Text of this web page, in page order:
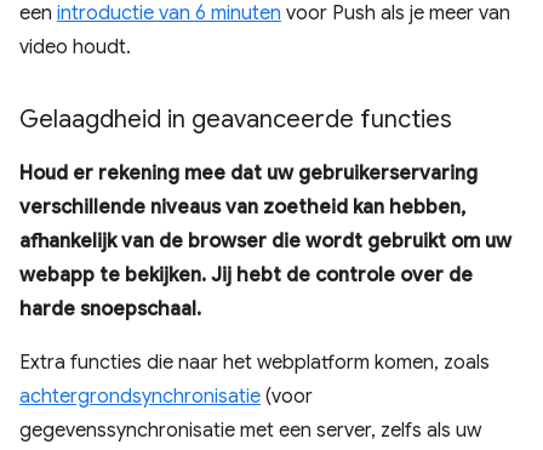
een introductie van 6 minuten voor Push als je meer van
video houdt.
Gelaagdheid in geavanceerde functies
Houd er rekening mee dat uw gebruikerservaring
verschillende niveaus van zoetheid kan hebben,
afhankelijk van de browser die wordt gebruikt om uw
webapp te bekijken. Jij hebt de controle over de
harde snoepschaal.
Extra functies die naar het webplatform komen, zoals
achtergrondsynchronisatie (voor
gegevenssynchronisatie met een server, zelfs als uw